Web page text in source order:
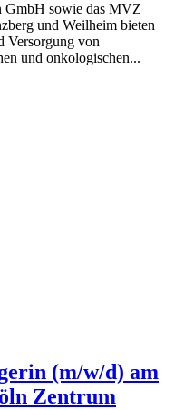
sowie das MVZ
und Weilheim bieten
Versorgung von
und onkologischen...
(m/w/d) am
Zentrum